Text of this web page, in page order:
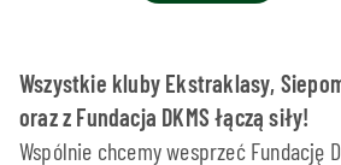
Wszystkie kluby Ekstraklasy,
oraz z Fundacja DKMS łączą siły!
Wspólnie chcemy wesprzeć Fundację